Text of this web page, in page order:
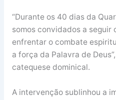
“Durante os 40 dias da
somos convidados a seguir
enfrentar o combate
a força da Palavra de
catequese dominical.
A intervenção sublinhou a